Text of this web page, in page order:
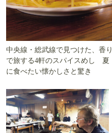
中央線・総武線で見つけた、香り
で旅する4軒のスパイスめし 夏
に食べたい懐かしさと驚き